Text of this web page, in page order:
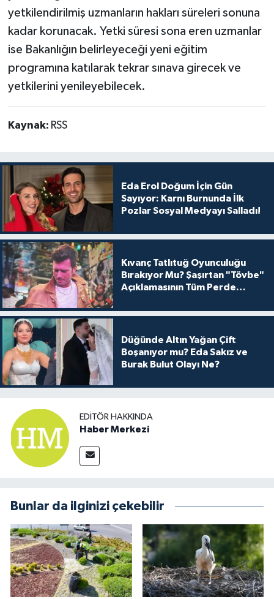
yetkilendirilmiş uzmanların hakları süreleri sonuna
kadar korunacak. Yetki süresi sona eren uzmanlar
ise Bakanlığın belirleyeceği yeni eğitim
programına katılarak tekrar sınava girecek ve
yetkilerini yenileyebilecek.
Kaynak: RSS
Eda Erol Doğum İçin Gün
Sayıyor: Karnı Burnunda İlk
Pozlar Sosyal Medyayı Salladı!
Kıvanç Tatlıtuğ Oyunculuğu
Bırakıyor Mu? Şaşırtan "Tövbe"
Açıklamasının Tüm Perde
Düğünde Altın Yağan Çift
Boşanıyor mu? Eda Sakız ve
Burak Bulut Olayı Ne?
EDITÖR HAKKINDA
Haber Merkezi
Bunlar da ilginizi çekebilir